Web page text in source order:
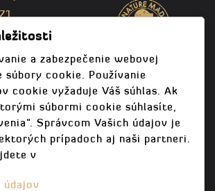
a zabezpečenie webovej
súbory cookie. Používanie
cookie vyžaduje Váš súhlas. Ak
súbormi cookie súhlasíte,
Správcom Vašich údajov je
prípadoch aj naši partneri.
v
údajov